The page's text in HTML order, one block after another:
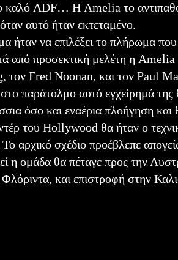
καλό ADF… Η Amelia το
αυτό ήταν εκτεταμένο.
ήταν να επιλέξει το πλήρωμα
από προσεκτική μελέτη η
τον Fred Noonan, και τον Paul
παράτολμο αυτό εγχείρημά
όσο και εναέρια πλοήγηση
του Hollywood θα ήταν ο
Το αρχικό σχέδιο προέβλεπε
η ομάδα θα πέταγε προς την
και επιστροφή στην